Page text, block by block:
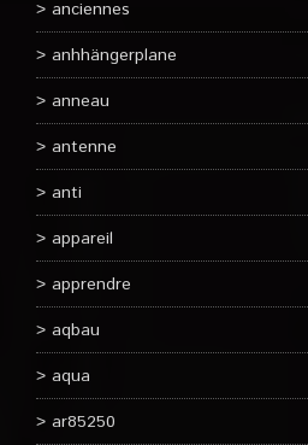
anciennes
anhhängerplane
anneau
antenne
anti
appareil
apprendre
aqbau
aqua
ar85250